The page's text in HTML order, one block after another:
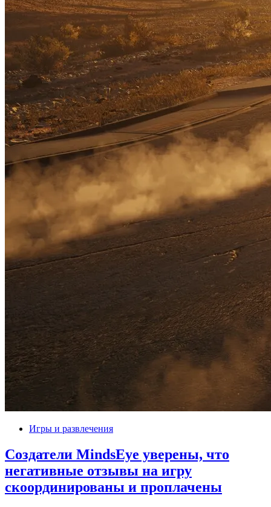
Игры и развлечения
Создатели MindsEye уверены, что
негативные отзывы на игру
скоординированы и проплачены